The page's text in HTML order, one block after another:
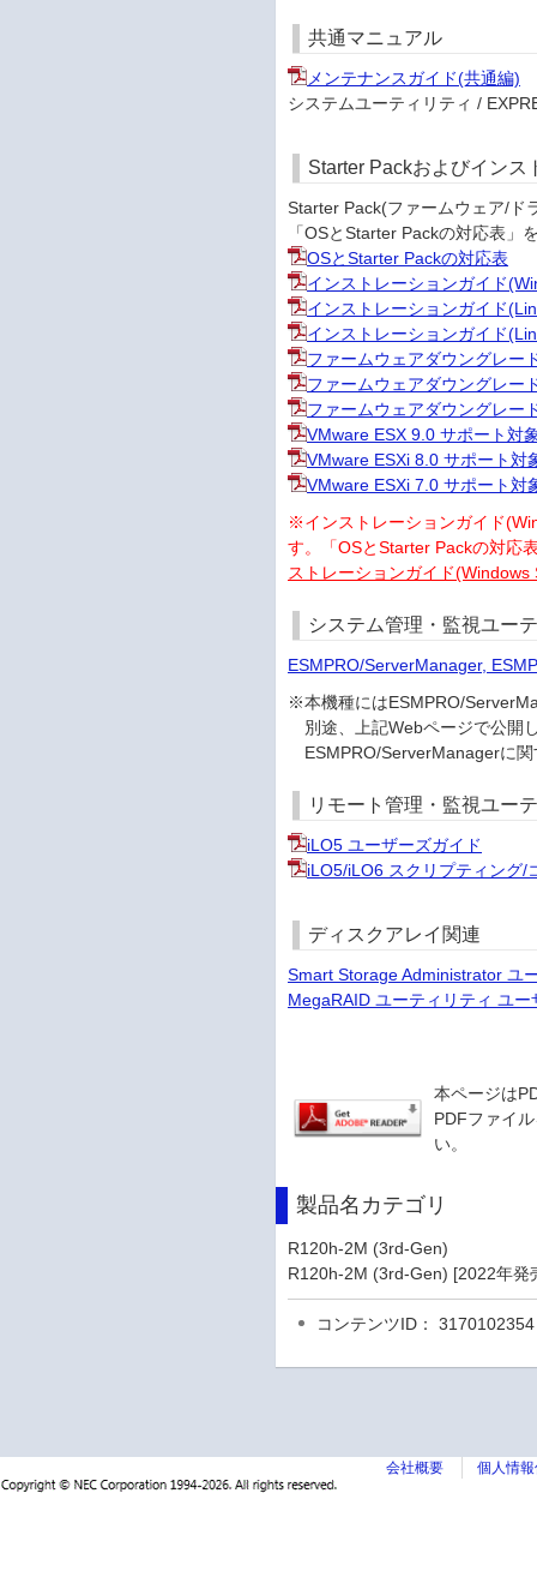
共通マニュアル
メンテナンスガイド(共通編)
システムユーティリティ /
Starter Packおよびインス
Starter Pack(ファームウェア/ド
「OSとStarter Packの対応表」
OSとStarter Packの対応表
インストレーションガイド
インストレーションガイド
インストレーションガイド
ファームウェアダウングレー
ファームウェアダウングレー
ファームウェアダウングレー
VMware ESX 9.0 サポート対
VMware ESXi 8.0 サポート対
VMware ESXi 7.0 サポート対
※インストレーションガイド
す。「OSとStarter Packの対応
ストレーションガイド
システム管理・監視ユー
ESMPRO/ServerManager,
※本機種にはESMPRO/
別途、上記Webページで公開
ESMPRO/ServerManagerに関
リモート管理・監視ユー
iLO5 ユーザーズガイド
iLO5/iLO6 スクリプティング/
ディスクアレイ関連
Smart Storage Administrator ユ
MegaRAID ユーティリティ ユ
本ページは
PDFファイ
い。
製品名カテゴリ
R120h-2M (3rd-Gen)
R120h-2M (3rd-Gen) [2022年発
コンテンツID： 3170102354
会社概要 個人情